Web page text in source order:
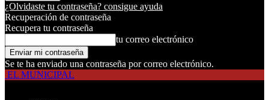
¿Olvidaste tu contraseña? consigue ayuda
Recuperación de contraseña
Recupera tu contraseña
tu correo electrónico
Se te ha enviado una contraseña por correo electrónico.
EL MUNICIPAL